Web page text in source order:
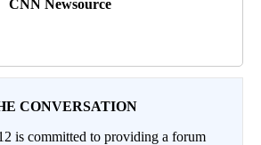
CNN Newsource
CONVERSATION
is committed to providing a forum